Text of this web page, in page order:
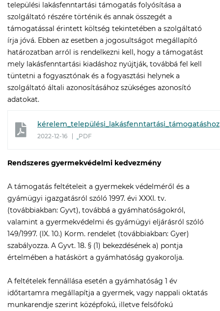
települési lakásfenntartási támogatás folyósítása a
szolgáltató részére történik és annak összegét a
támogatással érintett költség tekintetében a szolgáltató
írja jóvá. Ebben az esetben a jogosultságot megállapító
határozatban arról is rendelkezni kell, hogy a támogatást
mely lakásfenntartási kiadáshoz nyújtják, továbbá fel kell
tüntetni a fogyasztónak és a fogyasztási helynek a
szolgáltató általi azonosításához szükséges azonosító
adatokat.
kérelem_települési_lakásfenntartási_támogatáshoz
2022-12-16 PDF
Rendszeres gyermekvédelmi kedvezmény
A támogatás feltételeit a gyermekek védelméről és a
gyámügyi igazgatásról szóló 1997. évi XXXI. tv.
(továbbiakban: Gyvt), továbbá a gyámhatóságokról,
valamint a gyermekvédelmi és gyámügyi eljárásról szóló
149/1997. (IX. 10.) Korm. rendelet (továbbiakban: Gyer)
szabályozza. A Gyvt. 18. § (1) bekezdésének a) pontja
értelmében a hatáskört a gyámhatóság gyakorolja.
A feltételek fennállása esetén a gyámhatóság 1 év
időtartamra megállapítja a gyermek, vagy nappali oktatás
munkarendje szerint középfokú, illetve felsőfokú